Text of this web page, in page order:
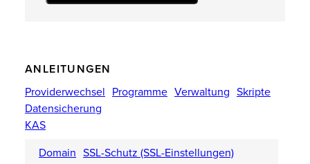
ANLEITUNGEN
Providerwechsel Programme Verwaltung Skripte
Datensicherung
KAS
Domain SSL-Schutz (SSL-Einstellungen)